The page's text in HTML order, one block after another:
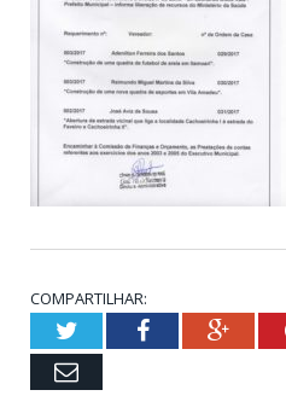
COMPARTILHAR:
TwitterFacebook
Email